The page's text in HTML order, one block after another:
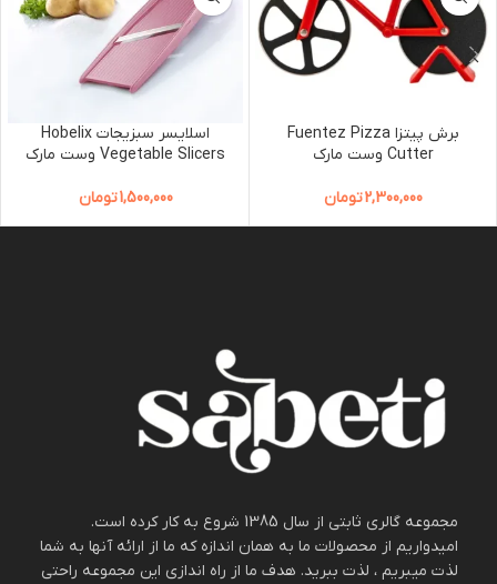
برش پیتزا Fuentez Pizza
Cutter وست مارک
2,300,000تومان
اسلایسر سبزیجات Hobelix
Vegetable Slicers وست مارک
1,500,000تومان
مجموعه گالری ثابتی از سال 1385 شروع به کار کرده است.
امیدواریم از محصولات ما به همان اندازه که ما از ارائه آنها به شما
لذت میبریم ، لذت ببرید. هدف ما از راه اندازی این مجموعه راحتی